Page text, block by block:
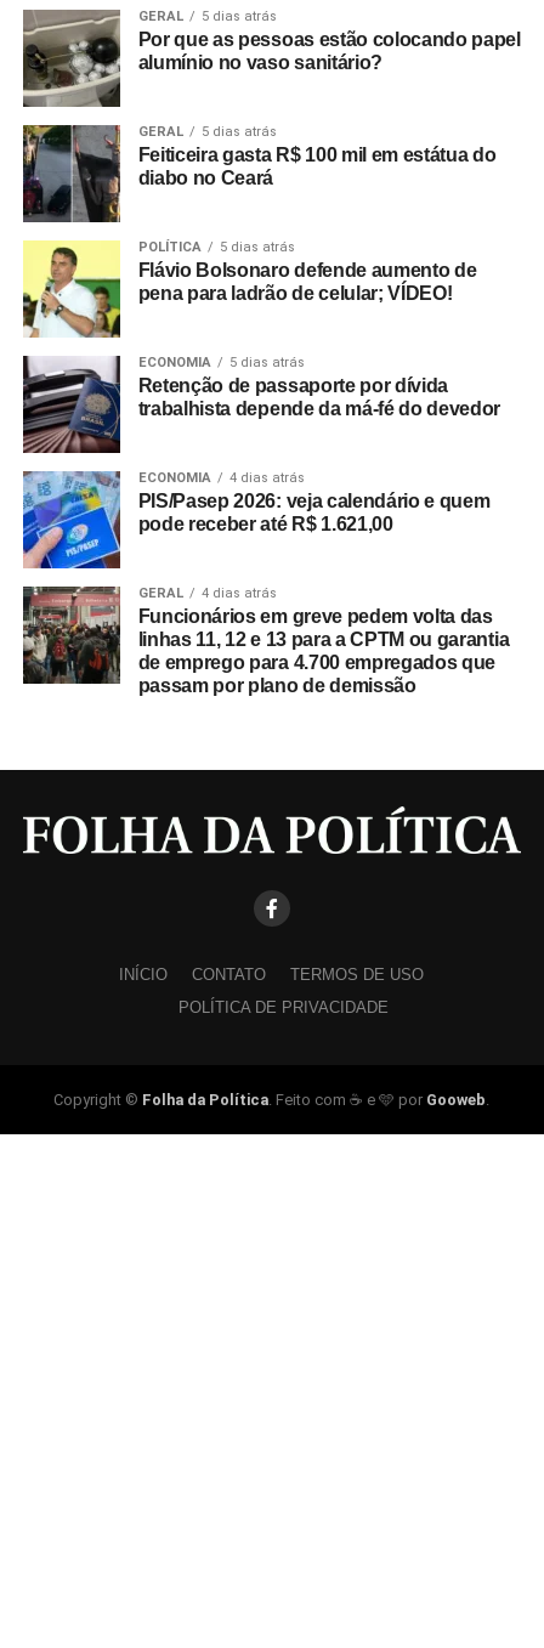
GERAL 5 dias atrás
Por que as pessoas estão colocando papel
alumínio no vaso sanitário?
GERAL 5 dias atrás
Feiticeira gasta R$ 100 mil em estátua do
diabo no Ceará
POLÍTICA 5 dias atrás
Flávio Bolsonaro defende aumento de
pena para ladrão de celular; VÍDEO!
ECONOMIA 5 dias atrás
Retenção de passaporte por dívida
trabalhista depende da má-fé do devedor
ECONOMIA 4 dias atrás
PIS/Pasep 2026: veja calendário e quem
pode receber até R$ 1.621,00
GERAL 4 dias atrás
Funcionários em greve pedem volta das
linhas 11, 12 e 13 para a CPTM ou garantia
de emprego para 4.700 empregados que
passam por plano de demissão
INÍCIO CONTATO
TERMOS DE USO
POLÍTICA DE PRIVACIDADE
Copyright © Folha da Política . Feito com ☕ e 🩵 por Gooweb